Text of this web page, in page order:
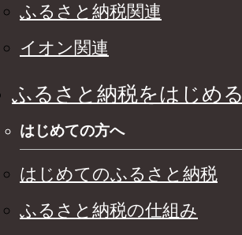
ふるさと納税関連
イオン関連
ふるさと納税をはじめる
はじめての方へ
はじめてのふるさと納税
ふるさと納税の仕組み